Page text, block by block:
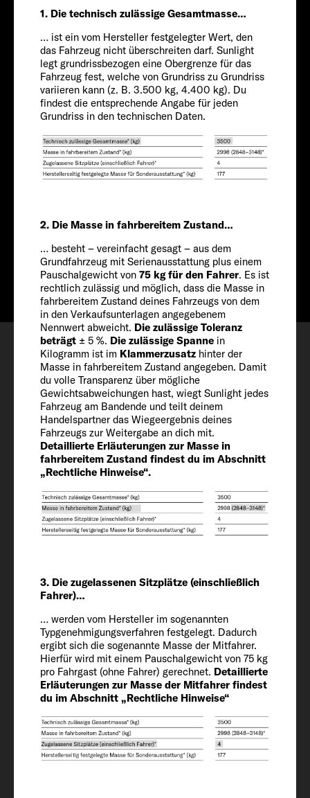
1. Die technisch zulässige Gesamtmasse…
… ist ein vom Hersteller festgelegter Wert, den
das Fahrzeug nicht überschreiten darf. Sunlight
legt grundrissbezogen eine Obergrenze für das
Fahrzeug fest, welche von Grundriss zu Grundriss
variieren kann (z. B. 3.500 kg, 4.400 kg). Du
findest die entsprechende Angabe für jeden
Grundriss in den technischen Daten.
2. Die Masse in fahrbereitem Zustand…
… besteht – vereinfacht gesagt – aus dem
Grundfahrzeug mit Serienausstattung plus einem
Pauschalgewicht von 75 kg für den Fahrer. Es ist
rechtlich zulässig und möglich, dass die Masse in
fahrbereitem Zustand deines Fahrzeugs von dem
in den Verkaufsunterlagen angegebenem
Nennwert abweicht. Die zulässige Toleranz
beträgt ± 5 %. Die zulässige Spanne in
Kilogramm ist im Klammerzusatz hinter der
Masse in fahrbereitem Zustand angegeben. Damit
du volle Transparenz über mögliche
Gewichtsabweichungen hast, wiegt Sunlight jedes
Fahrzeug am Bandende und teilt deinem
Handelspartner das Wiegeergebnis deines
Fahrzeugs zur Weitergabe an dich mit.
Detaillierte Erläuterungen zur Masse in
fahrbereitem Zustand findest du im Abschnitt
„Rechtliche Hinweise“.
3. Die zugelassenen Sitzplätze (einschließlich
Fahrer)…
… werden vom Hersteller im sogenannten
Typgenehmigungsverfahren festgelegt. Dadurch
ergibt sich die sogenannte Masse der Mitfahrer.
Hierfür wird mit einem Pauschalgewicht von 75 kg
pro Fahrgast (ohne Fahrer) gerechnet. Detaillierte
Erläuterungen zur Masse der Mitfahrer findest
du im Abschnitt „Rechtliche Hinweise“
CITROËN
Preis ab
ab € 62.599
ab € 60.099Info
Passagiere
4-5
Größe
Konfigurieren
Besichtigungstermin
Wishlist
Fahrzeug
Länge / Breite / Höhe
741 / 232 / 290 cm
Innenhöhe
210
Zugelassene Sitzplätze (einschließlich
Fahrer)
4 + 1
Chassis / Motor / Leistung kW (PS)
Citroën Jumper / 2.2 / 103 (140)